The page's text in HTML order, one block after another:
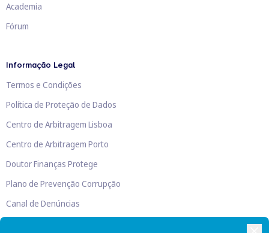
Academia
Fórum
Informação Legal
Termos e Condições
Política de Proteção de Dados
Centro de Arbitragem Lisboa
Centro de Arbitragem Porto
Doutor Finanças Protege
Plano de Prevenção Corrupção
Canal de Denúncias